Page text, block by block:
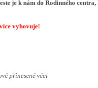
je k nám do Rodinného
vyhovuje!
přinesené věci